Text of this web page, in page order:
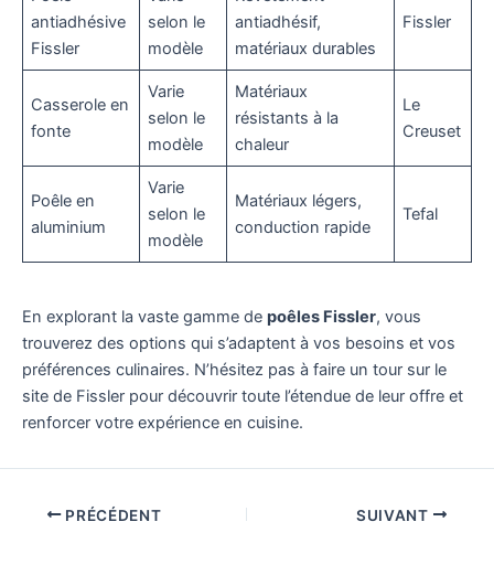
antiadhésive
Fissler
selon le
modèle
antiadhésif,
matériaux durables
Fissler
Casserole en
fonte
Varie
selon le
modèle
Matériaux
résistants à la
chaleur
Le
Creuset
Poêle en
aluminium
Varie
selon le
modèle
Matériaux légers,
conduction rapide
Tefal
En explorant la vaste gamme de poêles Fissler, vous
trouverez des options qui s’adaptent à vos besoins et vos
préférences culinaires. N’hésitez pas à faire un tour sur le
site de Fissler pour découvrir toute l’étendue de leur offre et
renforcer votre expérience en cuisine.
PRÉCÉDENT SUIVANT